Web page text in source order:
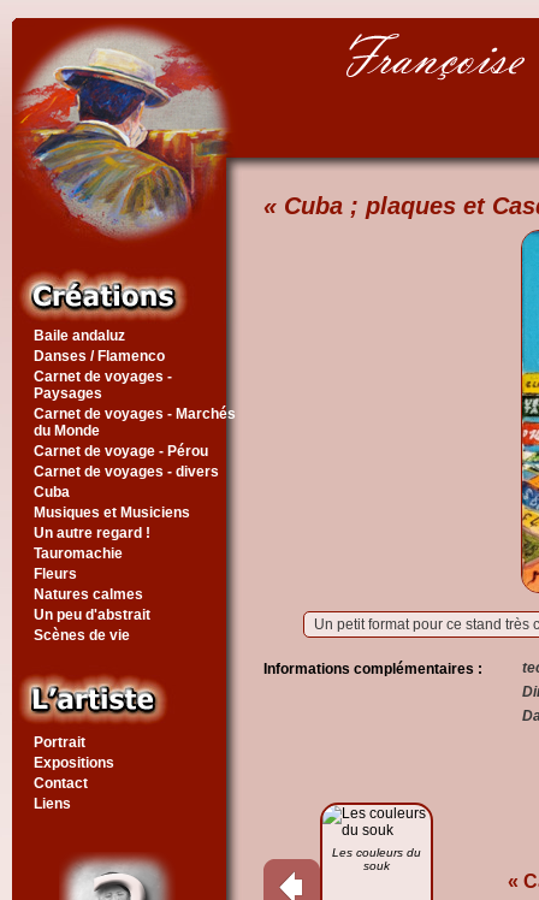
Baile andaluz
Danses / Flamenco
Carnet de voyages -
Paysages
Carnet de voyages - Marchés
du Monde
Carnet de voyage - Pérou
Carnet de voyages - divers
Cuba
Musiques et Musiciens
Un autre regard !
Tauromachie
Fleurs
Natures calmes
Un peu d'abstrait
Scènes de vie
Portrait
Expositions
Contact
Liens
« Cuba ; plaques et
Un petit format pour ce stand
Informations complémentaires :
Les couleurs du
souk
«